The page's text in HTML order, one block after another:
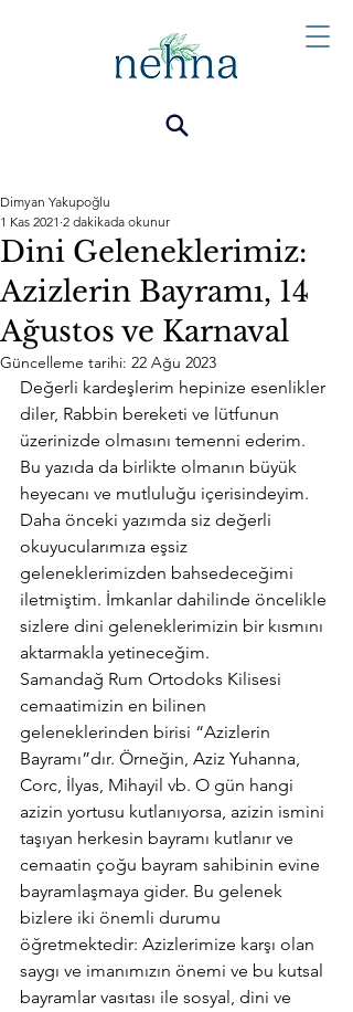
Dini Geleneklerimiz:
Azizlerin Bayramı, 14
Ağustos ve Karnaval
Dimyan Yakupoğlu
1 Kas 2021 2 dakikada okunur
Güncelleme tarihi: 22 Ağu 2023
Değerli kardeşlerim hepinize esenlikler
diler, Rabbin bereketi ve lütfunun
üzerinizde olmasını temenni ederim.
Bu yazıda da birlikte olmanın büyük
heyecanı ve mutluluğu içerisindeyim.
Daha önceki yazımda siz değerli
okuyucularımıza eşsiz
geleneklerimizden bahsedeceğimi
iletmiştim. İmkanlar dahilinde öncelikle
sizlere dini geleneklerimizin bir kısmını
aktarmakla yetineceğim.
Samandağ Rum Ortodoks Kilisesi
cemaatimizin en bilinen
geleneklerinden birisi “Azizlerin
Bayramı”dır. Örneğin, Aziz Yuhanna,
Corc, İlyas, Mihayil vb. O gün hangi
azizin yortusu kutlanıyorsa, azizin ismini
taşıyan herkesin bayramı kutlanır ve
cemaatin çoğu bayram sahibinin evine
bayramlaşmaya gider. Bu gelenek
bizlere iki önemli durumu
öğretmektedir: Azizlerimize karşı olan
saygı ve imanımızın önemi ve bu kutsal
bayramlar vasıtası ile sosyal, dini ve